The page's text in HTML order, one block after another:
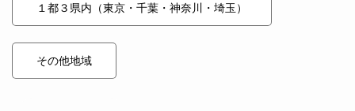
１都３県内（東京・千葉・神奈川・埼玉）
その他地域